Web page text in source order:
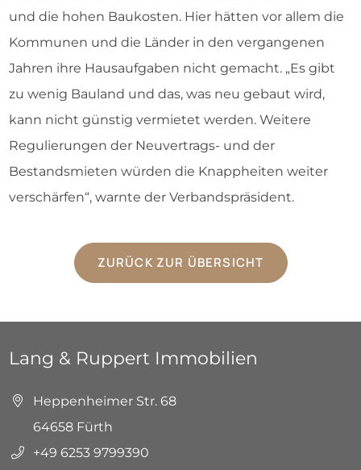
und die hohen Baukosten. Hier hätten vor allem die
Kommunen und die Länder in den vergangenen
Jahren ihre Hausaufgaben nicht gemacht. „Es gibt
zu wenig Bauland und das, was neu gebaut wird,
kann nicht günstig vermietet werden. Weitere
Regulierungen der Neuvertrags- und der
Bestandsmieten würden die Knappheiten weiter
verschärfen“, warnte der Verbandspräsident.
ZURÜCK ZUR ÜBERSICHT
Lang & Ruppert Immobilien
Heppenheimer Str. 68
64658 Fürth
+49 6253 9799390